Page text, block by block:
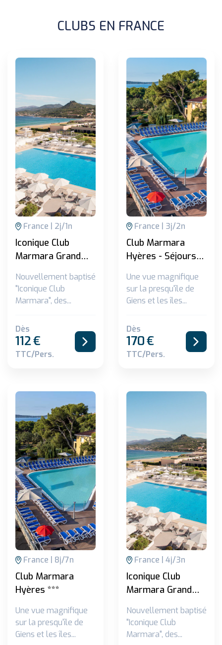
CLUBS EN FRANCE
France 2j/1n
Iconique Club
Marmara Grand
transport ***
Nouvellement baptisé
"Iconique Club
Marmara", des...
Dès
112€
TTC/pers.
France 3j/2n
Club Marmara
Hyères - Séjours
***
Une vue magnifique
sur la presqu'île de
Giens et les îles...
Dès
170€
TTC/pers.
France 8j/7n
Club Marmara
Hyères ***
Une vue magnifique
sur la presqu'île de
Giens et les îles...
France 4j/3n
Iconique Club
Marmara Grand
***
Nouvellement baptisé
"Iconique Club
Marmara", des...